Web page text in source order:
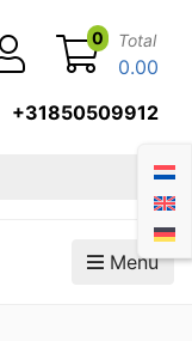
+31850509912
0 Total
0.00
Menu